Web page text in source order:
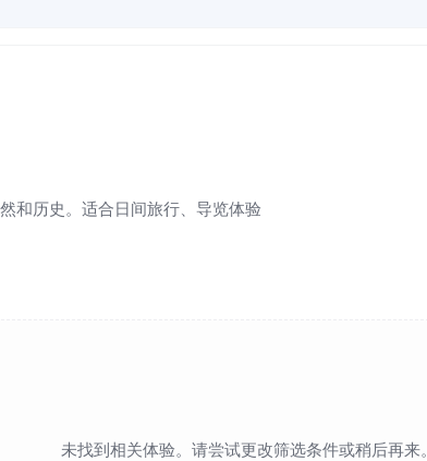
和历史。适合日间旅行、导览体验
未找到相关体验。请尝试更改筛选条件或稍后再来。